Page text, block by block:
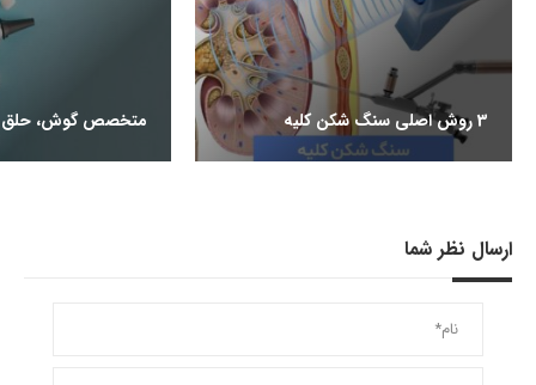
3 روش اصلی سنگ شکن کلیه متخصص گوش، حلق
ارسال نظر شما